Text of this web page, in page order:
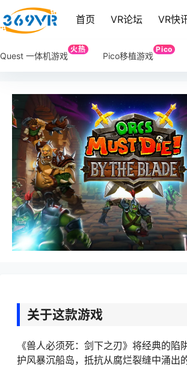
首页 VR论坛 VR快
Quest 一体机游戏
火热
Pico移植游戏
Pico
关于这款游戏
《兽人必须死：剑下之刃》将经典的
护风暴沉船岛，抵抗从腐烂裂缝中涌出